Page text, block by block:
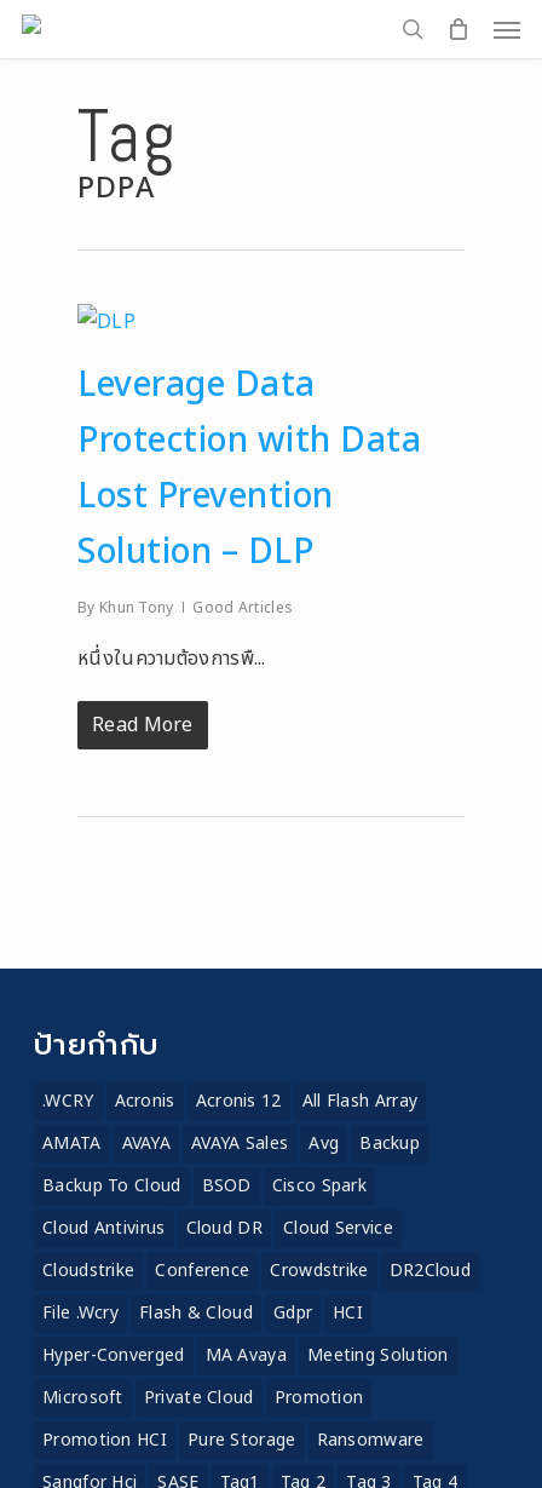
Skip
to
search
Tag
PDPA
Leverage Data
Protection with Data
Lost Prevention
Solution – DLP
By Khun Tony Good Articles
หนึ่งในความต้องการพื...
Read More
ป้ายกำกับ
.WCRY Acronis Acronis 12
All Flash Array
AMATA
AVAYA AVAYA Sales Avg
Backup
Backup To Cloud
BSOD
Cisco Spark
Cloud Antivirus
Cloud DR
Cloud Service
Cloudstrike
Conference Crowdstrike
DR2Cloud
File .wcry
Flash & Cloud Gdpr
HCI
Hyper-Converged
MA Avaya
Meeting Solution
Microsoft
Private Cloud
Promotion
Promotion HCI
Pure Storage
Ransomware
Sangfor Hci
SASE Tag1 Tag 2 Tag 3
Tag 4